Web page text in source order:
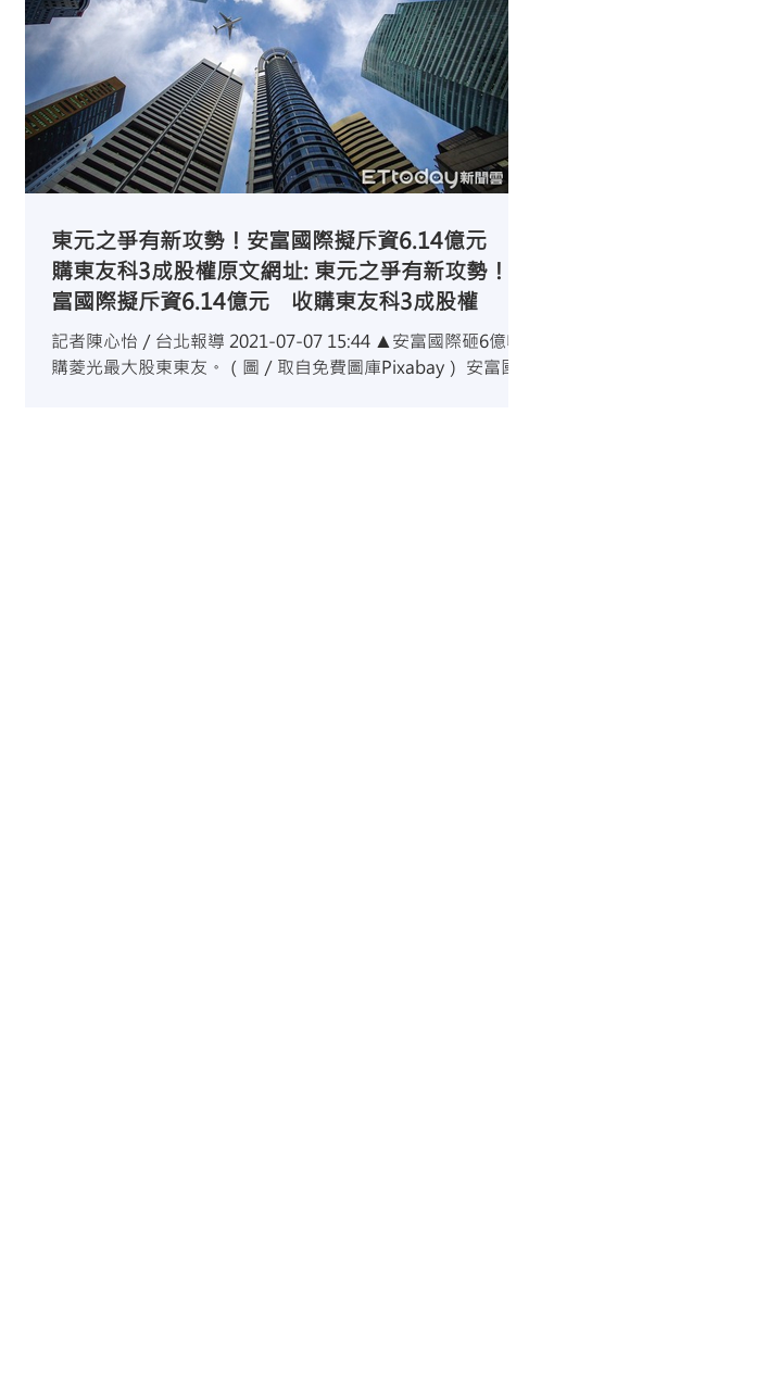
東元之爭有新攻勢！安富國際擬斥資6.14億元 收
購東友科3成股權原文網址: 東元之爭有新攻勢！安
富國際擬斥資6.14億元 收購東友科3成股權
記者陳心怡／台北報導 2021-07-07 15:44 ▲安富國際砸6億收
購菱光最大股東東友。（圖／取自免費圖庫Pixabay） 安富國